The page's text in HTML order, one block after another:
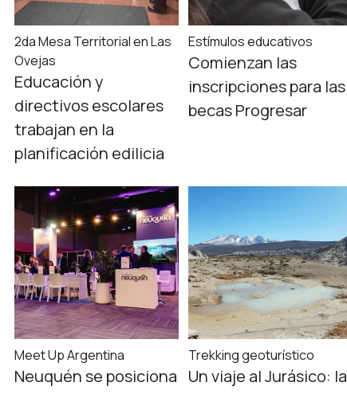
2da Mesa Territorial en Las
Ovejas
Educación y
directivos escolares
trabajan en la
planificación edilicia
Estímulos educativos
Comienzan las
inscripciones para las
becas Progresar
Meet Up Argentina
Neuquén se posiciona
Trekking geoturístico
Un viaje al Jurásico: la